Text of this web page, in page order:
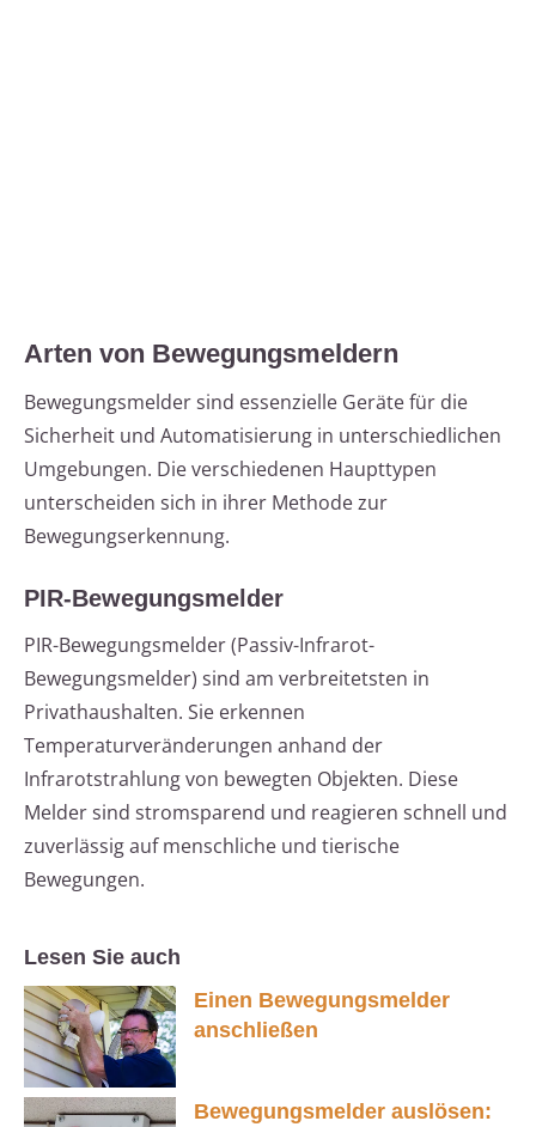
Arten von Bewegungsmeldern
Bewegungsmelder sind essenzielle Geräte für die
Sicherheit und Automatisierung in unterschiedlichen
Umgebungen. Die verschiedenen Haupttypen
unterscheiden sich in ihrer Methode zur
Bewegungserkennung.
PIR-Bewegungsmelder
PIR-Bewegungsmelder (Passiv-Infrarot-
Bewegungsmelder) sind am verbreitetsten in
Privathaushalten. Sie erkennen
Temperaturveränderungen anhand der
Infrarotstrahlung von bewegten Objekten. Diese
Melder sind stromsparend und reagieren schnell und
zuverlässig auf menschliche und tierische
Bewegungen.
Lesen Sie auch
Einen Bewegungsmelder
anschließen
Bewegungsmelder auslösen: